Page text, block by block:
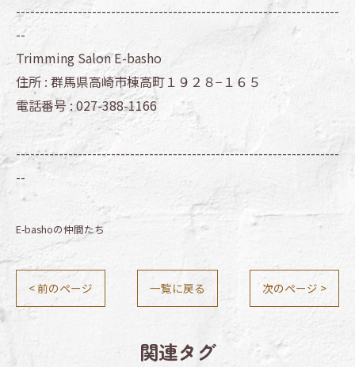
--------------------------------------------------------------------
--
Trimming Salon E-basho
住所 : 群馬県高崎市棟高町１９２８−１６５
電話番号 :027-388-1166
--------------------------------------------------------------------
--
E-bashoの仲間たち
< 前のページ 一覧に戻る 次のページ >
関連タグ